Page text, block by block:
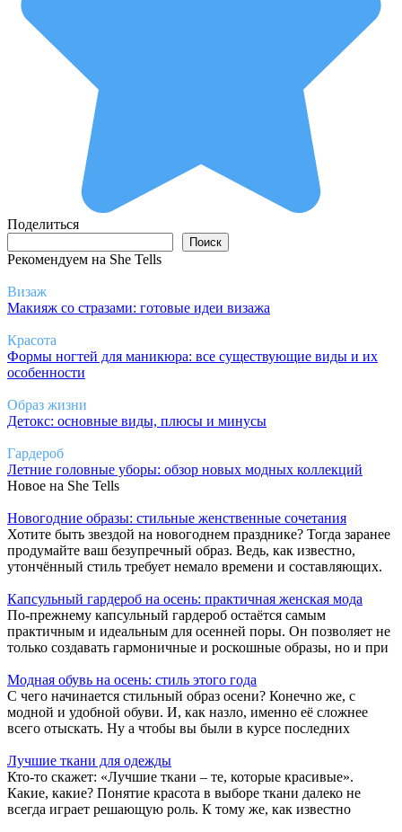
Поделиться
Поиск
Рекомендуем на She Tells
Визаж
Макияж со стразами: готовые идеи визажа
Красота
Формы ногтей для маникюра: все существующие виды и их
особенности
Образ жизни
Детокс: основные виды, плюсы и минусы
Гардероб
Летние головные уборы: обзор новых модных коллекций
Новое на She Tells
Новогодние образы: стильные женственные сочетания
Хотите быть звездой на новогоднем празднике? Тогда заранее
продумайте ваш безупречный образ. Ведь, как известно,
утончённый стиль требует немало времени и составляющих.
Капсульный гардероб на осень: практичная женская мода
По-прежнему капсульный гардероб остаётся самым
практичным и идеальным для осенней поры. Он позволяет не
только создавать гармоничные и роскошные образы, но и при
Модная обувь на осень: стиль этого года
С чего начинается стильный образ осени? Конечно же, с
модной и удобной обуви. И, как назло, именно её сложнее
всего отыскать. Ну а чтобы вы были в курсе последних
Лучшие ткани для одежды
Кто-то скажет: «Лучшие ткани – те, которые красивые».
Какие, какие? Понятие красота в выборе ткани далеко не
всегда играет решающую роль. К тому же, как известно